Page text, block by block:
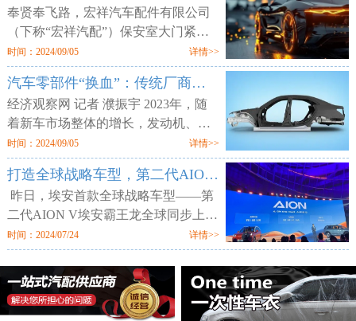
奉贤奉飞路，宏祥汽车配件有限公司
（下称“宏祥汽配”）保安室大门紧
闭，但工厂大门却敞开，外人可以随
意进出。两层楼的厂区空空荡荡，所
有的产线、物料均已搬空，仅剩为数
时间：2024/09/05 详情>>
汽车零部件“换血”：传统厂商业绩平淡 增量部件厂商利润走高
经济观察网 记者 濮振宇 2023年，随
着新车市场整体的增长，发动机、轮
胎等传统汽车零部件企业获得了业绩
增长，但更多的传统零部件企业则业
绩不佳。汽车行业向电动化与智能化
时间：2024/09/05 详情>>
打造全球战略车型，第二代AION V售12.98万元起
昨日，埃安首款全球战略车型——第
二代AION V埃安霸王龙全球同步上
市。新车定位新硬派智驾SUV，提供
520km、650km、750km三种续航7个
配置版本，售价区间为12.98万-18.98
万元。值
时间：2024/07/24 详情>>